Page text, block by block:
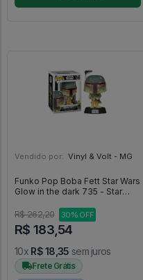
Vendido por: Vinyl & Volt - MG
Funko Pop Boba Fett Star Wars
Glow in the dark 735 - Star
R$ 262,20
30% OFF
R$ 183,54
10x R$ 18,35 sem juros
Frete Grátis